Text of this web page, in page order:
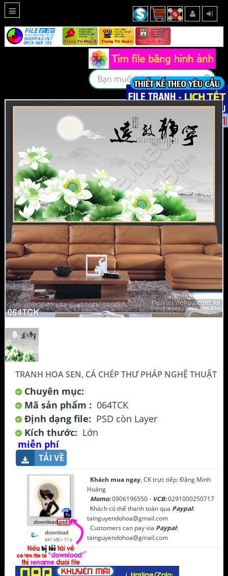
TRANH HOA SEN, CÁ CHÉP THƯ PHÁP NGHỆ THUẬT
Chuyên mục:
Mã sản phẩm : 064TCK
Định dạng file: PSD còn Layer
Kích thước: Lớn
miễn phí
TẢI VỀ
Khách mua ngay, CK trực tiếp: Đặng Minh
Hoàng
Momo:0906196550 - VCB:0291000250717
Khách có thể thanh toán qua Paypal:
tainguyendohoa@gmail.com
Customers can pay via Paypal:
tainguyendohoa@gmail.com